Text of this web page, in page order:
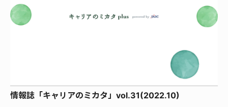
情報誌「キャリアのミカタ」vol.31(2022.10)